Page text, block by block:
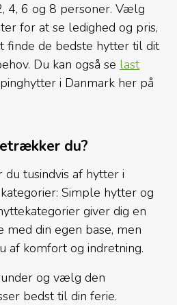
4, 6 og 8 personer. Vælg
for at se ledighed og pris,
finde de bedste hytter til dit
Du kan også se last
i Danmark her på
du?
tusindvis af hytter i
Simple hytter og
giver dig en
din egen base, men
af komfort og indretning.
og vælg den
bedst til din ferie.